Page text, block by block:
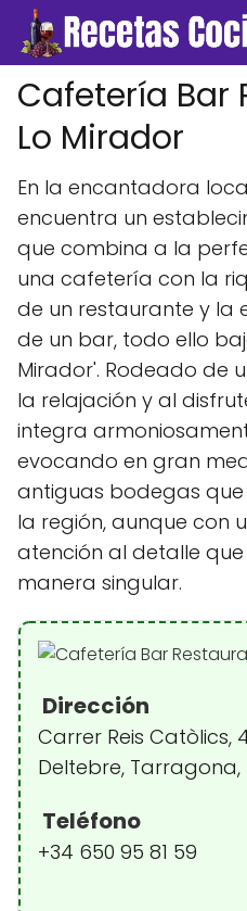
Cafetería Bar
Lo Mirador
En la encantadora
encuentra un
que combina a la
una cafetería con la
de un restaurante y la
de un bar, todo ello
Mirador'. Rodeado de
la relajación y al
integra
evocando en gran
antiguas bodegas
la región, aunque con
atención al detalle
manera singular.
Dirección
Carrer Reis Catòlics,
Deltebre, Tarragona,
Teléfono
+34 650 95 81 59